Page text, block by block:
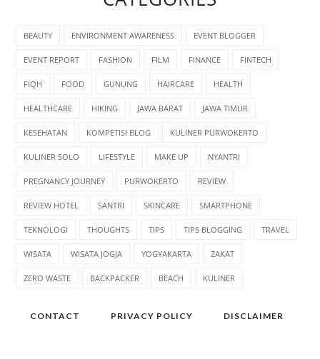
BEAUTY ENVIRONMENT AWARENESS EVENT BLOGGER
EVENT REPORT FASHION FILM FINANCE FINTECH
FIQH FOOD GUNUNG HAIRCARE HEALTH
HEALTHCARE HIKING JAWA BARAT JAWA TIMUR
KESEHATAN KOMPETISI BLOG KULINER PURWOKERTO
KULINER SOLO LIFESTYLE MAKE UP NYANTRI
PREGNANCY JOURNEY PURWOKERTO REVIEW
REVIEW HOTEL SANTRI SKINCARE SMARTPHONE
TEKNOLOGI THOUGHTS TIPS TIPS BLOGGING TRAVEL
WISATA WISATA JOGJA YOGYAKARTA ZAKAT
ZERO WASTE BACKPACKER BEACH KULINER
CONTACT PRIVACY POLICY DISCLAIMER